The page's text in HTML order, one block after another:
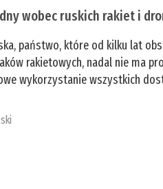
wobec ruskich rakiet i
państwo, które od kilku lat
rakietowych, nadal nie ma
wykorzystanie wszystkich